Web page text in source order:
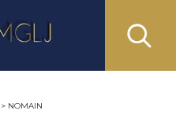
> NOMAIN